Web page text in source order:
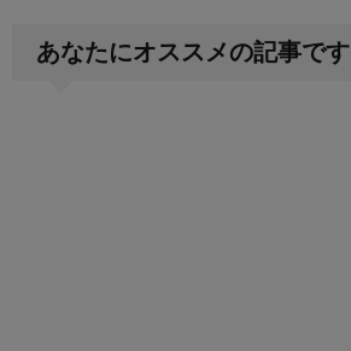
あなたにオススメの記事です